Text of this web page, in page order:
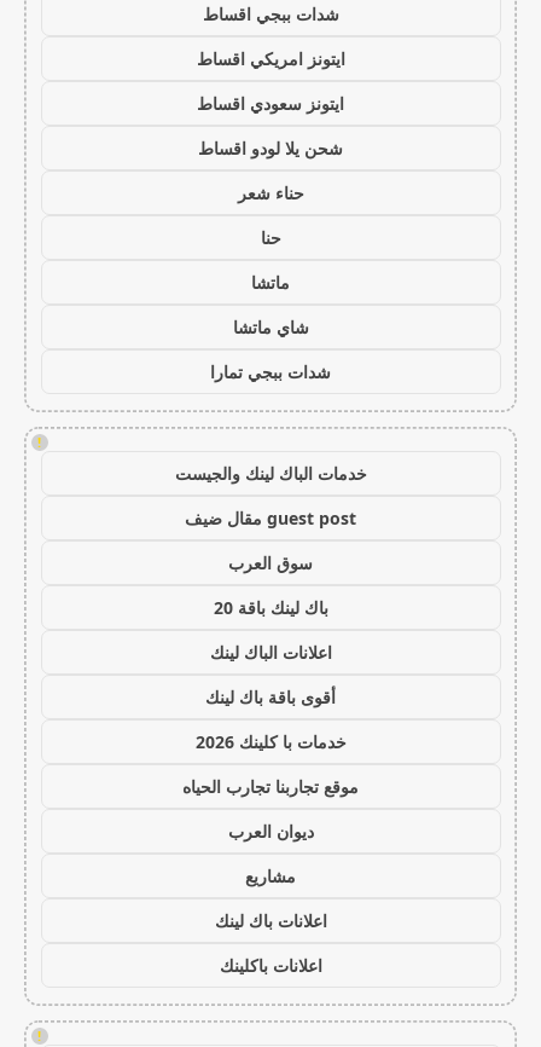
شدات ببجي اقساط
ايتونز امريكي اقساط
ايتونز سعودي اقساط
شحن يلا لودو اقساط
حناء شعر
حنا
ماتشا
شاي ماتشا
شدات ببجي تمارا
!
خدمات الباك لينك والجيست
guest post مقال ضيف
سوق العرب
باك لينك باقة 20
اعلانات الباك لينك
أقوى باقة باك لينك
خدمات با كلينك 2026
موقع تجاربنا تجارب الحياه
ديوان العرب
مشاريع
اعلانات باك لينك
اعلانات باكلينك
!